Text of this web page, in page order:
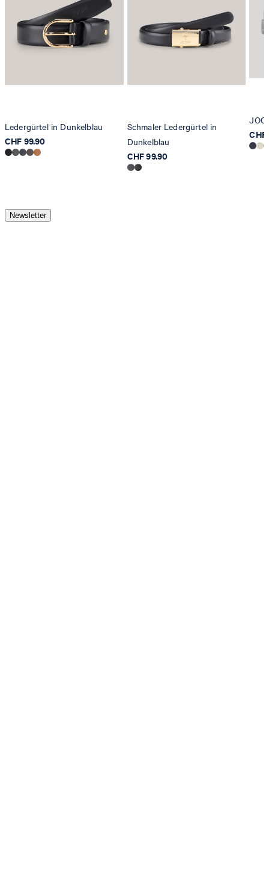
Ledergürtel in Dunkelblau
CHF 99.90
Schmaler Ledergürtel in
Dunkelblau
CHF 99.90
CHF
Newsletter